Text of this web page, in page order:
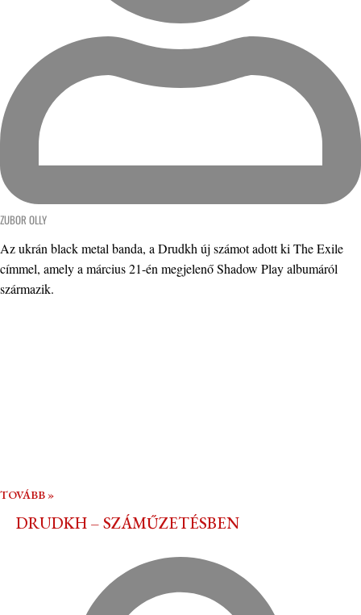
ZUBOR OLLY
Az ukrán black metal banda, a Drudkh új számot adott ki The Exile
címmel, amely a március 21-én megjelenő Shadow Play albumáról
származik.
TOVÁBB »
DRUDKH – SZÁMŰZETÉSBEN